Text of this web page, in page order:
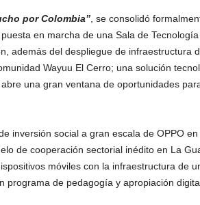
por Colombia”, se consolidó
en marcha de una Sala de Tecnología
además del despliegue de infraestructura
Wayuu El Cerro; una solución
una gran ventana de oportunidades
inversión social a gran escala de OPPO en
de cooperación sectorial inédito en La
móviles con la infraestructura de
programa de pedagogía y apropiación